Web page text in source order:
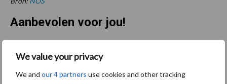
We value your privacy
We and our 4 partners use cookies and other tracking
Aanbevolen voor jou!
Jaarverslag 2025 Royal A-
ware: omzet groeit,
nettoresultaat daalt